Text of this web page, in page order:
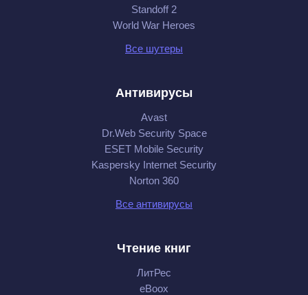
Standoff 2
World War Heroes
Все шутеры
Антивирусы
Avast
Dr.Web Security Space
ESET Mobile Security
Kaspersky Internet Security
Norton 360
Все антивирусы
Чтение книг
ЛитРес
eBoox